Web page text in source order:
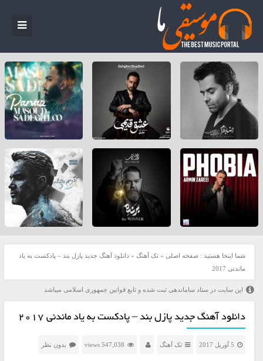
شما اینجا هستید : صفحه اصلی » تک آهنگ » دانلود آهنگ جدید پازل بند – پادکست به یاد
ماندنی 2017
این سایت در ستاد ساماندهی ثبت شده و تابع قوانین جمهوری اسلامی میباشد
دانلود آهنگ جدید پازل بند – پادکست به یاد ماندنی 2017
5 آوریل 2017 تک آهنگ 547,038 views بدون نظر